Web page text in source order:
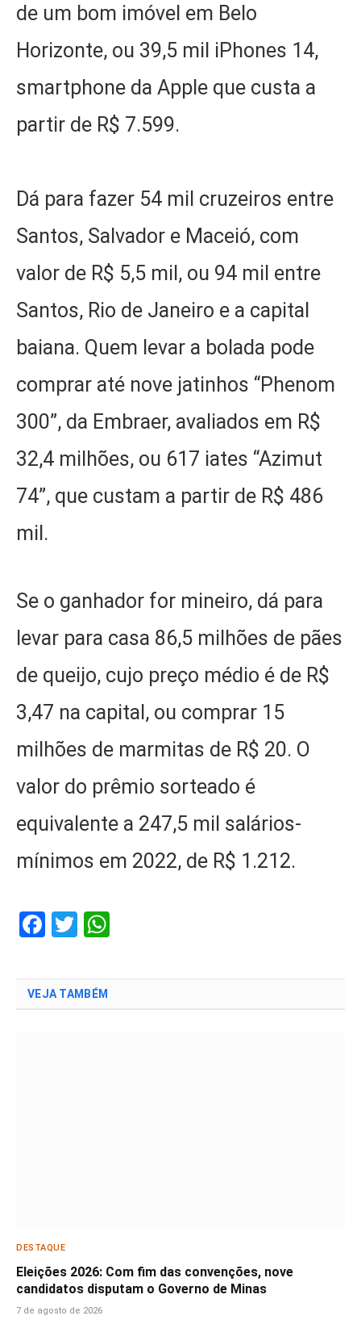
de um bom imóvel em Belo
Horizonte, ou 39,5 mil iPhones 14,
smartphone da Apple que custa a
partir de R$ 7.599.
Dá para fazer 54 mil cruzeiros entre
Santos, Salvador e Maceió, com
valor de R$ 5,5 mil, ou 94 mil entre
Santos, Rio de Janeiro e a capital
baiana. Quem levar a bolada pode
comprar até nove jatinhos “Phenom
300”, da Embraer, avaliados em R$
32,4 milhões, ou 617 iates “Azimut
74”, que custam a partir de R$ 486
mil.
Se o ganhador for mineiro, dá para
levar para casa 86,5 milhões de pães
de queijo, cujo preço médio é de R$
3,47 na capital, ou comprar 15
milhões de marmitas de R$ 20. O
valor do prêmio sorteado é
equivalente a 247,5 mil salários-
mínimos em 2022, de R$ 1.212.
Facebook
Twitter
VEJA TAMBÉM
DESTAQUE
Eleições 2026: Com fim das convenções, nove
candidatos disputam o Governo de Minas
7 de agosto de 2026